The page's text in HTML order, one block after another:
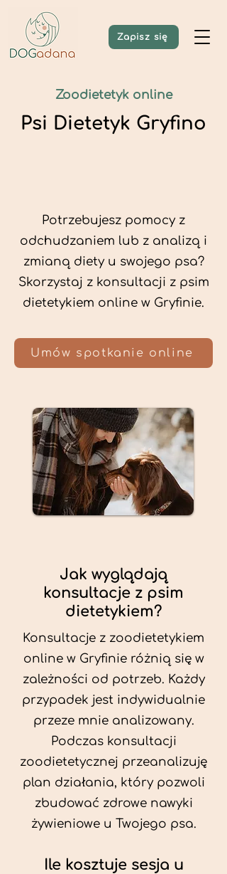
Zapisz się
Zoodietetyk online
Psi Dietetyk Gryfino
Potrzebujesz pomocy z
odchudzaniem lub z analizą i
zmianą diety u swojego psa?
Skorzystaj z konsultacji z psim
dietetykiem online w Gryfinie.
Umów spotkanie online
Jak wyglądają
konsultacje z psim
dietetykiem?
Konsultacje z zoodietetykiem
online w Gryfinie różnią się w
zależności od potrzeb. Każdy
przypadek jest indywidualnie
przeze mnie analizowany.
Podczas konsultacji
zoodietetycznej przeanalizuję
plan działania, który pozwoli
zbudować zdrowe nawyki
żywieniowe u Twojego psa.
Ile kosztuje sesja u